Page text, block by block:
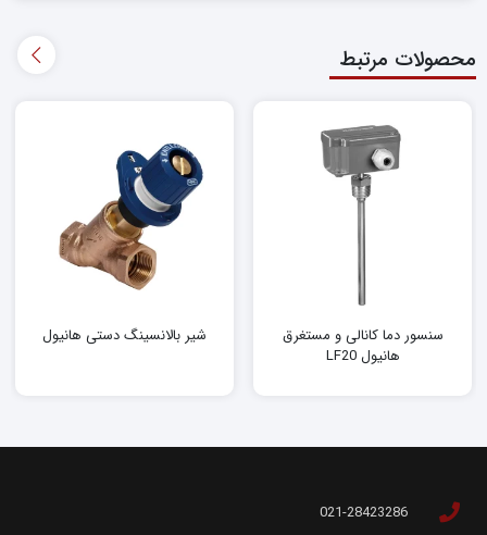
محصولات مرتبط
سنسور دما کانالی و مستغرق
هانیول LF20
شیر بالانسینگ دستی هانیول
021-28423286